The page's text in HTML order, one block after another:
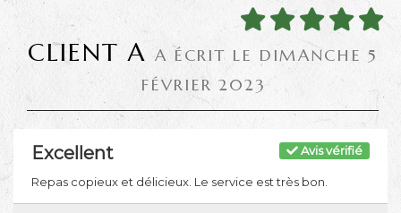
CLIENT A A ÉCRIT LE DIMANCHE 5
FÉVRIER 2023
Avis vérifié
Excellent
Repas copieux et délicieux. Le service est très bon.